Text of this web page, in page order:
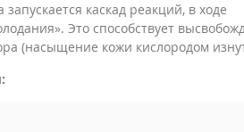
каскад реакций, в ходе
Это способствует
(насыщение кожи кислородом